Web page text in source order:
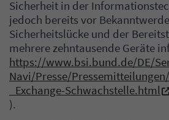
Sicherheit in der
jedoch bereits vor
Sicherheitslücke und der
mehrere zehntausende Geräte
https://www.bsi.bund.de/DE/
Navi/Presse/
_Exchange-Schwachstelle.html
).